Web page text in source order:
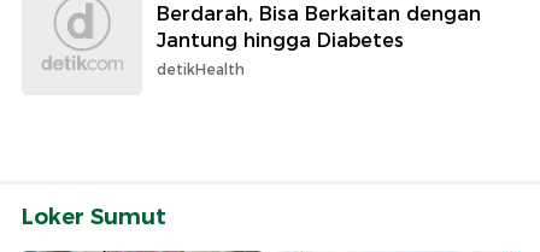
Berdarah, Bisa Berkaitan dengan
Jantung hingga Diabetes
detikHealth
Loker Sumut